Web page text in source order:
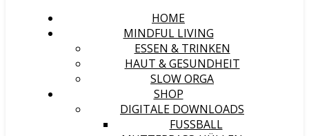
HOME
MINDFUL LIVING
ESSEN & TRINKEN
HAUT & GESUNDHEIT
SLOW ORGA
SHOP
DIGITALE DOWNLOADS
FUSSBALL